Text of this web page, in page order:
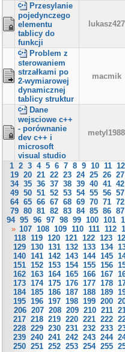
Przesylanie
pojedynczego
elementu
tablicy do
funkcji
lukasz427
Problem z
sterowaniem
strzałkami po
2-wymiarowej
dynamicznej
tablicy struktur
macmik
Dane
wejsciowe c++
- porównanie
dev c++ i
microsoft
visual studio
metyl1988
1 2 3 4 5 6 7 8 9 10 11 12
19 20 21 22 23 24 25 26 27
34 35 36 37 38 39 40 41 42
49 50 51 52 53 54 55 56 57
64 65 66 67 68 69 70 71 72
79 80 81 82 83 84 85 86 87
94 95 96 97 98 99 100 101
» 107 108 109 110 111 112
118 119 120 121 122 123
129 130 131 132 133 134
140 141 142 143 144 145
151 152 153 154 155 156
162 163 164 165 166 167
173 174 175 176 177 178
184 185 186 187 188 189
195 196 197 198 199 200
206 207 208 209 210 211
217 218 219 220 221 222
228 229 230 231 232 233
239 240 241 242 243 244
250 251 252 253 254 255